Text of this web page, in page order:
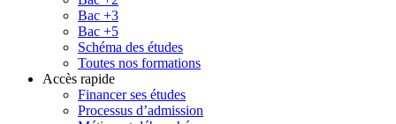
Bac +3
Bac +5
Schéma des études
Toutes nos formations
Accès rapide
Financer ses études
Processus d’admission